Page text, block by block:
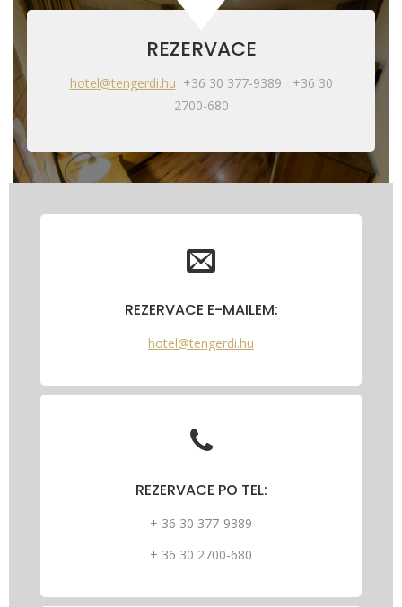
REZERVACE
hotel@tengerdi.hu +36 30 377-9389 +36 30
2700-680
REZERVACE E-MAILEM:
hotel@tengerdi.hu
REZERVACE PO TEL:
+ 36 30 377-9389
+ 36 30 2700-680